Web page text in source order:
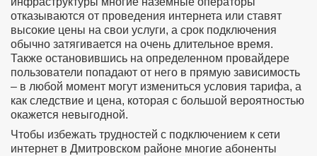
отказываются от проведения интернета или ставят
высокие цены на свои услуги, а срок подключения
обычно затягивается на очень длительное время.
Также остановившись на определенном провайдере
пользователи попадают от него в прямую зависимость
– в любой момент могут измениться условия тарифа, а
как следствие и цена, которая с большой вероятностью
окажется невыгодной.
Чтобы избежать трудностей с подключением к сети
интернет в Дмитровском районе многие абоненты